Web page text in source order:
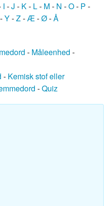
I -J - K- L- M- N -O- P -
-Y-Z-Æ-Ø-Å
- Måleenhed -
- Kemisk stof eller
-Quiz